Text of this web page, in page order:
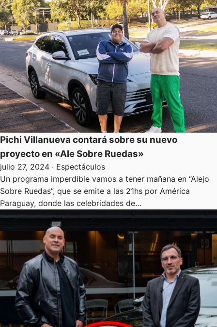
Pichi Villanueva contará sobre su nuevo
proyecto en «Ale Sobre Ruedas»
julio 27, 2024 · Espectáculos
Un programa imperdible vamos a tener mañana en “Alejo
Sobre Ruedas”, que se emite a las 21hs por América
Paraguay, donde las celebridades de…